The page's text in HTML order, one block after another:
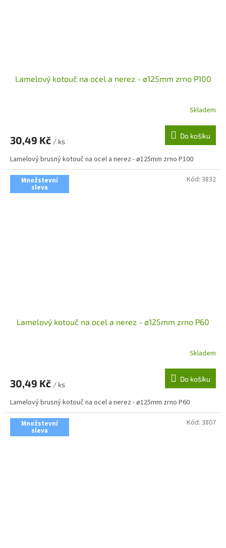
Lamelový kotouč na ocel a nerez - ø125mm zrno P100
Skladem
30,49 Kč / ks
Do košíku
Lamelový brusný kotouč na ocel a nerez - ø125mm zrno P100
Množstevní
sleva
Lamelový kotouč na ocel a nerez - ø125mm zrno P60
Skladem
30,49 Kč / ks
Do košíku
Lamelový brusný kotouč na ocel a nerez - ø125mm zrno P60
Kód: 3832
Množstevní
sleva
Kód: 3807